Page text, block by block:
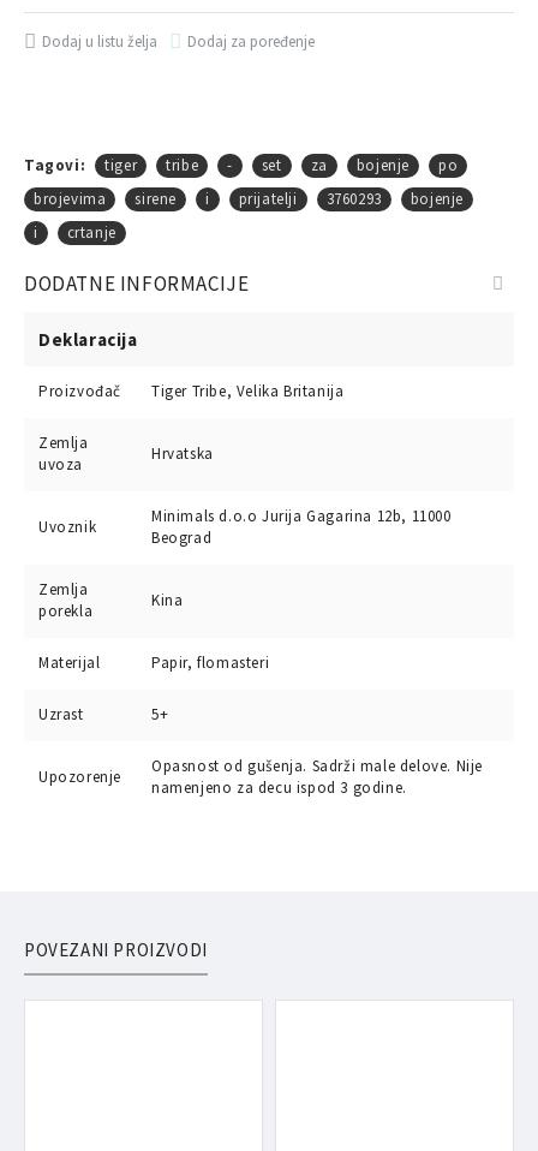
Dodaj u listu želja Dodaj za poređenje
Tagovi: tiger tribe - set za bojenje
po
brojevima
sirene i prijatelji 3760293
bojenje
i
crtanje
DODATNE INFORMACIJE
Deklaracija
Proizvođač Tiger Tribe, Velika Britanija
Zemlja
uvoza
Hrvatska
Uvoznik
Minimals d.o.o Jurija Gagarina 12b, 11000
Beograd
Zemlja
porekla
Kina
Materijal Papir, flomasteri
Uzrast 5+
Upozorenje
Opasnost od gušenja. Sadrži male delove. Nije
namenjeno za decu ispod 3 godine.
POVEZANI PROIZVODI